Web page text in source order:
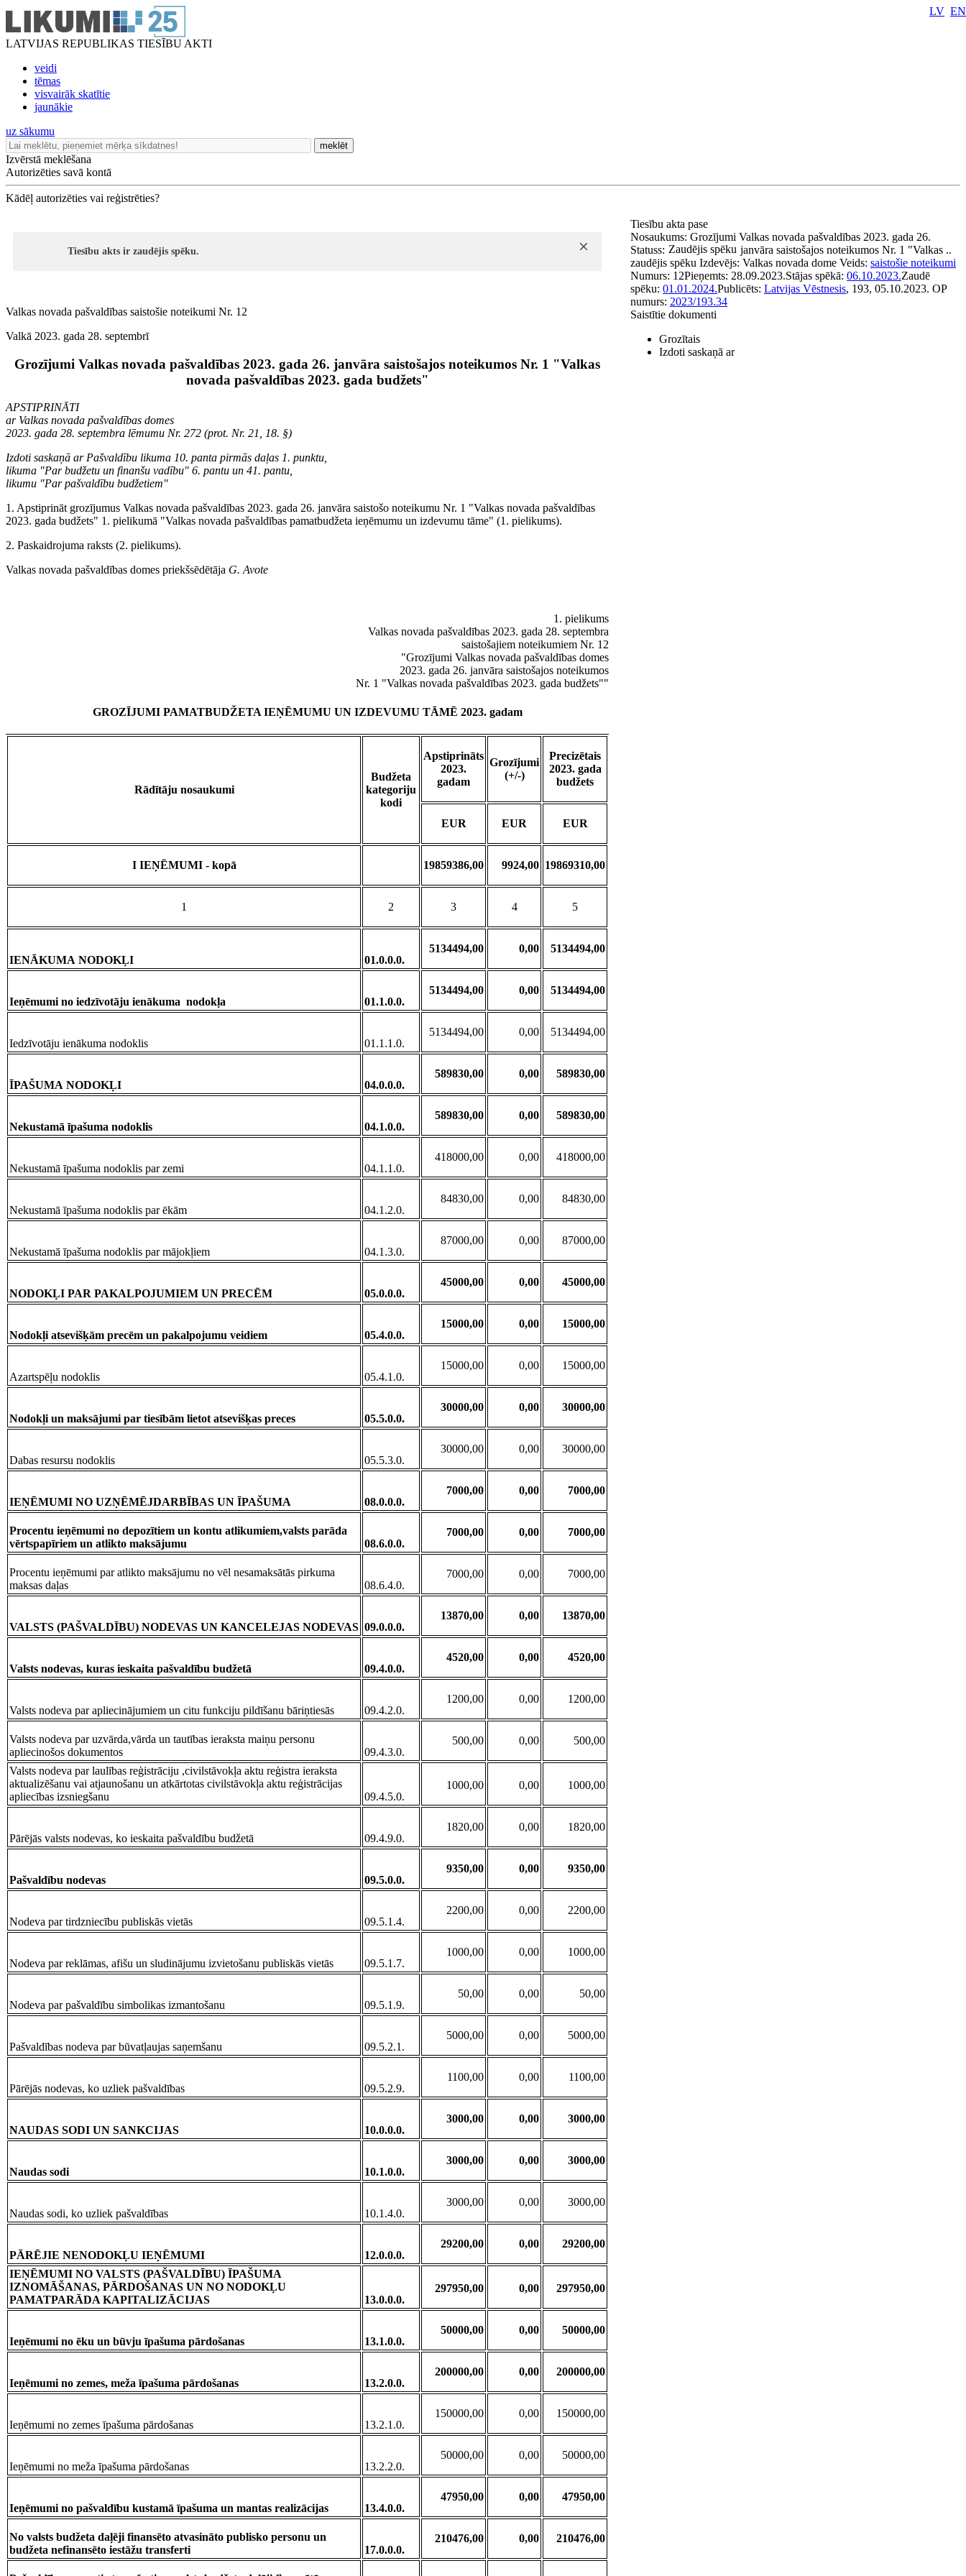
LATVIJAS REPUBLIKAS TIESĪBU AKTI
veidi
tēmas
visvairāk skatītie
jaunākie
LV EN
uz sākumu
meklēt
Izvērstā meklēšana
Autorizēties savā kontā
Kādēļ autorizēties vai reģistrēties?
Tiesību akts ir zaudējis spēku.
Valkas novada pašvaldības saistošie noteikumi Nr. 12
Valkā 2023. gada 28. septembrī
Grozījumi Valkas novada pašvaldības 2023. gada 26. janvāra saistošajos noteikumos Nr. 1 "Valkas
novada pašvaldības 2023. gada budžets"
APSTIPRINĀTI
ar Valkas novada pašvaldības domes
2023. gada 28. septembra lēmumu Nr. 272 (prot. Nr. 21, 18. §)
Izdoti saskaņā ar Pašvaldību likuma 10. panta pirmās daļas 1. punktu,
likuma "Par budžetu un finanšu vadību" 6. pantu un 41. pantu,
likumu "Par pašvaldību budžetiem"
1. Apstiprināt grozījumus Valkas novada pašvaldības 2023. gada 26. janvāra saistošo noteikumu Nr. 1 "Valkas novada pašvaldības
2023. gada budžets" 1. pielikumā "Valkas novada pašvaldības pamatbudžeta ieņēmumu un izdevumu tāme" (1. pielikums).
2. Paskaidrojuma raksts (2. pielikums).
Valkas novada pašvaldības domes priekšsēdētāja G. Avote
1. pielikums
Valkas novada pašvaldības 2023. gada 28. septembra
saistošajiem noteikumiem Nr. 12
"Grozījumi Valkas novada pašvaldības domes
2023. gada 26. janvāra saistošajos noteikumos
Nr. 1 "Valkas novada pašvaldības 2023. gada budžets""
GROZĪJUMI PAMATBUDŽETA IEŅĒMUMU UN IZDEVUMU TĀMĒ 2023. gadam
Rādītāju nosaukumi
Budžeta
kategoriju
kodi
Apstiprināts
2023.
gadam
Grozījumi
(+/-)
Precizētais
2023. gada
budžets
EUR EUR EUR
I IEŅĒMUMI - kopā 19859386,00 9924,00 19869310,00
1 2 3 4 5
IENĀKUMA NODOKĻI 01.0.0.0.
5134494,00 0,00 5134494,00
Ieņēmumi no iedzīvotāju ienākuma nodokļa 01.1.0.0.
5134494,00 0,00 5134494,00
Iedzīvotāju ienākuma nodoklis 01.1.1.0.
5134494,00 0,00 5134494,00
ĪPAŠUMA NODOKĻI 04.0.0.0.
589830,00 0,00 589830,00
Nekustamā īpašuma nodoklis 04.1.0.0.
589830,00 0,00 589830,00
Nekustamā īpašuma nodoklis par zemi 04.1.1.0.
418000,00 0,00 418000,00
Nekustamā īpašuma nodoklis par ēkām 04.1.2.0.
84830,00 0,00 84830,00
Nekustamā īpašuma nodoklis par mājokļiem 04.1.3.0.
87000,00 0,00 87000,00
NODOKĻI PAR PAKALPOJUMIEM UN PRECĒM 05.0.0.0.
45000,00 0,00 45000,00
Nodokļi atsevišķām precēm un pakalpojumu veidiem 05.4.0.0.
15000,00 0,00 15000,00
Azartspēļu nodoklis 05.4.1.0.
15000,00 0,00 15000,00
Nodokļi un maksājumi par tiesībām lietot atsevišķas preces 05.5.0.0.
30000,00 0,00 30000,00
Dabas resursu nodoklis 05.5.3.0.
30000,00 0,00 30000,00
IEŅĒMUMI NO UZŅĒMĒJDARBĪBAS UN ĪPAŠUMA 08.0.0.0.
7000,00 0,00 7000,00
Procentu ieņēmumi no depozītiem un kontu atlikumiem,valsts parāda
vērtspapīriem un atlikto maksājumu
08.6.0.0.
7000,00 0,00 7000,00
Procentu ieņēmumi par atlikto maksājumu no vēl nesamaksātās pirkuma
maksas daļas
08.6.4.0.
7000,00 0,00 7000,00
VALSTS (PAŠVALDĪBU) NODEVAS UN KANCELEJAS NODEVAS 09.0.0.0.
13870,00 0,00 13870,00
Valsts nodevas, kuras ieskaita pašvaldību budžetā 09.4.0.0.
4520,00 0,00 4520,00
Valsts nodeva par apliecinājumiem un citu funkciju pildīšanu bāriņtiesās 09.4.2.0.
1200,00 0,00 1200,00
Valsts nodeva par uzvārda,vārda un tautības ieraksta maiņu personu
apliecinošos dokumentos
09.4.3.0.
500,00 0,00 500,00
Valsts nodeva par laulības reģistrāciju ,civilstāvokļa aktu reģistra ieraksta
aktualizēšanu vai atjaunošanu un atkārtotas civilstāvokļa aktu reģistrācijas
apliecības izsniegšanu
09.4.5.0.
1000,00 0,00 1000,00
Pārējās valsts nodevas, ko ieskaita pašvaldību budžetā 09.4.9.0.
1820,00 0,00 1820,00
Pašvaldību nodevas 09.5.0.0.
9350,00 0,00 9350,00
Nodeva par tirdzniecību publiskās vietās 09.5.1.4.
2200,00 0,00 2200,00
Nodeva par reklāmas, afišu un sludinājumu izvietošanu publiskās vietās 09.5.1.7.
1000,00 0,00 1000,00
Nodeva par pašvaldību simbolikas izmantošanu 09.5.1.9.
50,00 0,00 50,00
Pašvaldības nodeva par būvatļaujas saņemšanu 09.5.2.1.
5000,00 0,00 5000,00
Pārējās nodevas, ko uzliek pašvaldības 09.5.2.9.
1100,00 0,00 1100,00
NAUDAS SODI UN SANKCIJAS 10.0.0.0.
3000,00 0,00 3000,00
Naudas sodi 10.1.0.0.
3000,00 0,00 3000,00
Naudas sodi, ko uzliek pašvaldības 10.1.4.0.
3000,00 0,00 3000,00
PĀRĒJIE NENODOKĻU IEŅĒMUMI 12.0.0.0.
29200,00 0,00 29200,00
IEŅĒMUMI NO VALSTS (PAŠVALDĪBU) ĪPAŠUMA
IZNOMĀŠANAS, PĀRDOŠANAS UN NO NODOKĻU
PAMATPARĀDA KAPITALIZĀCIJAS
13.0.0.0.
297950,00 0,00 297950,00
Ieņēmumi no ēku un būvju īpašuma pārdošanas 13.1.0.0.
50000,00 0,00 50000,00
Ieņēmumi no zemes, meža īpašuma pārdošanas 13.2.0.0.
200000,00 0,00 200000,00
Ieņēmumi no zemes īpašuma pārdošanas 13.2.1.0.
150000,00 0,00 150000,00
Ieņēmumi no meža īpašuma pārdošanas 13.2.2.0.
50000,00 0,00 50000,00
Ieņēmumi no pašvaldību kustamā īpašuma un mantas realizācijas 13.4.0.0.
47950,00 0,00 47950,00
No valsts budžeta daļēji finansēto atvasināto publisko personu un
budžeta nefinansēto iestāžu transferti
17.0.0.0.
210476,00 0,00 210476,00
Tiesību akta pase
Nosaukums: Grozījumi Valkas novada pašvaldības 2023. gada 26.
janvāra saistošajos noteikumos Nr. 1 "Valkas ..
Statuss: Zaudējis spēku
zaudējis spēku Izdevējs: Valkas novada dome Veids: saistošie noteikumi
Numurs: 12Pieņemts: 28.09.2023.Stājas spēkā: 06.10.2023.Zaudē
spēku: 01.01.2024.Publicēts: Latvijas Vēstnesis, 193, 05.10.2023. OP
numurs: 2023/193.34
Saistītie dokumenti
Grozītais
Izdoti saskaņā ar